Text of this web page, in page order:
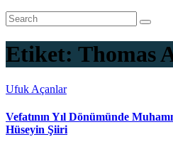
Etiket: Thomas
Ufuk Açanlar
Vefatının Yıl Dönümünde
Hüseyin Şiiri